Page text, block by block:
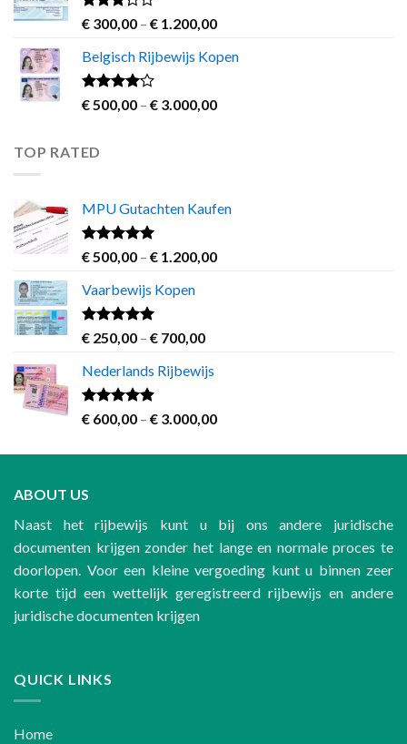
€ 3.000,00
Rated
out of
5
€ 300,00 – € 1.200,00Price
€ 300,00
€ 1.200,00
Belgisch Rijbewijs Kopen
Rated
out
€500,00 – € 3.000,00Price
TOP RATED
MPU Gutachten Kaufen
Rated5.00
out of 5
€ 500,00 – € 1.200,00Price
Vaarbewijs Kopen
Rated4.63
out of 5
€ 250,00 – € 700,00Price
€ 250,00
€ 700,00
Nederlands Rijbewijs
Rated4.60
out of 5
€ 600,00 – € 3.000,00Price
€ 600,00
ABOUT US
Naast het rijbewijs kunt u bij ons andere juridische
documenten krijgen zonder het lange en normale proces te
doorlopen. Voor een kleine vergoeding kunt u binnen zeer
korte tijd een wettelijk geregistreerd rijbewijs en andere
juridische documenten krijgen
QUICK LINKS
Home